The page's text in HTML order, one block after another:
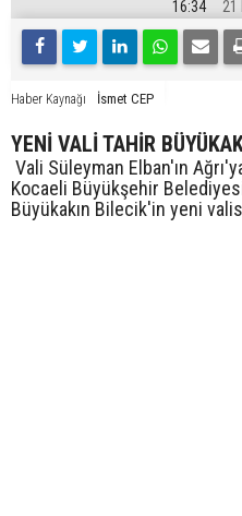
16:34 21
Haber Kaynağı İsmet CEP
YENİ VALİ TAHİR
Vali Süleyman Elban'ın
Kocaeli Büyükşehir
Büyükakın Bilecik'in yeni